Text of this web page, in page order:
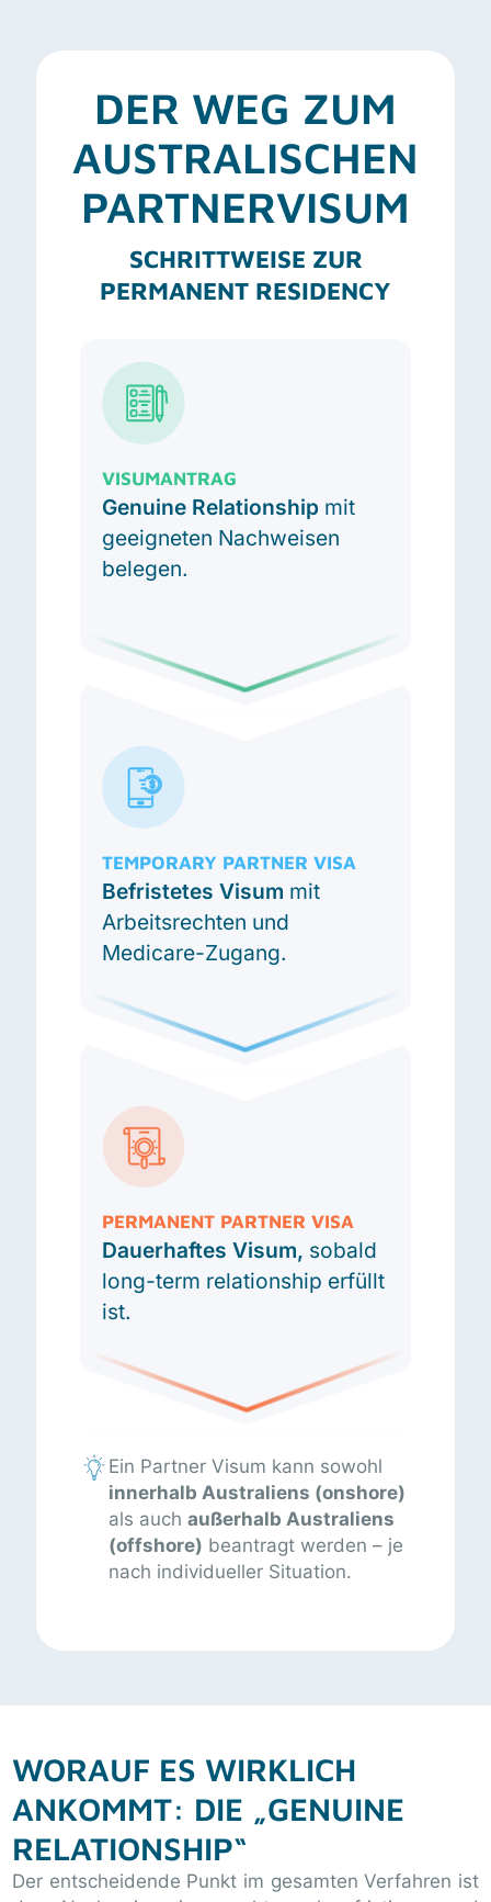
DER WEG ZUM
AUSTRALISCHEN
PARTNERVISUM
SCHRITTWEISE ZUR
PERMANENT RESIDENCY
VISUMANTRAG
Genuine Relationshipmit
geeigneten Nachweisen
belegen.
TEMPORARY PARTNER VISA
Befristetes Visum mit
Arbeitsrechten und
Medicare-Zugang.
PERMANENT PARTNER VISA
Dauerhaftes Visum, sobald
long-term relationship erfüllt
ist.
Ein Partner Visum kann sowohl
innerhalb Australiens (onshore)
als auch außerhalb Australiens
(offshore) beantragt werden – je
nach individueller Situation.
WORAUF ES WIRKLICH
ANKOMMT: DIE „GENUINE
RELATIONSHIP“
Der entscheidende Punkt im gesamten Verfahren ist